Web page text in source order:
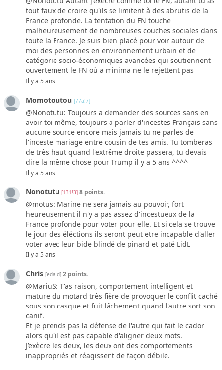
tout faux de croire qu'ils se limitent à des abrutis de la
France profonde. La tentation du FN touche
malheureusement de nombreuses couches sociales dans
toute la France. Je suis bien placé pour voir autour de
moi des personnes en environnement urbain et de
catégorie socio-économiques avancées qui soutiennent
ouvertement le FN où a minima ne le rejettent pas
Il y a 5 ans
Momotoutou [77a!7]
@Nonotutu: Toujours a demander des sources sans en
avoir toi même, toujours a parler d'incestes Français sans
aucune source encore mais jamais tu ne parles de
l'inceste mariage entre cousin de tes amis. Tu tomberas
de très haut quand l'extrême droite passera, tu devais
dire la même chose pour Trump il y a 5 ans ^^^^
Il y a 5 ans
Nonotutu [131!3] 8 points.
@motus: Marine ne sera jamais au pouvoir, fort
heureusement il n'y a pas assez d'incestueux de la
France profonde pour voter pour elle. Et si cela se trouve
le jour des éléctions ils seront peut etre incapable d'aller
voter avec leur bide blindé de pinard et paté LidL
Il y a 5 ans
Chris [eda!d] 2 points.
@MariuS: T'as raison, comportement intelligent et
mature du motard très fière de provoquer le conflit caché
sous son casque et fuit lâchement quand l'autre sort son
canif.
Et je prends pas la défense de l'autre qui fait le cador
alors qu'il est pas capable d'aligner deux mots.
J’exècre les deux, les deux ont des comportements
inappropriés et réagissent de façon débile.